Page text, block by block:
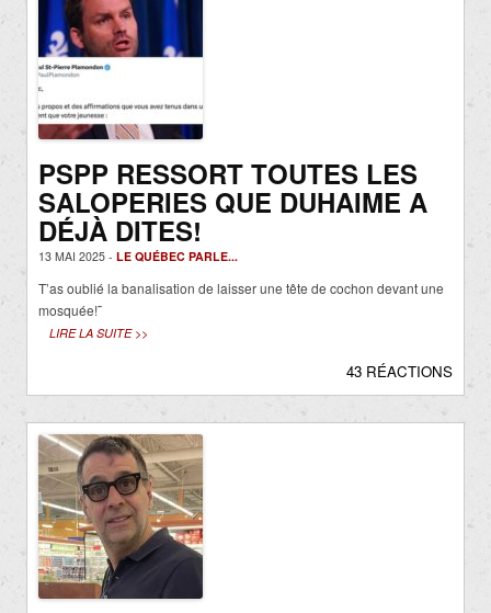
PSPP RESSORT TOUTES LES
SALOPERIES QUE DUHAIME A
DÉJÀ DITES!
13 MAI 2025 - LE QUÉBEC PARLE...
T’as oublié la banalisation de laisser une tête de cochon devant une
mosquée!˜
LIRE LA SUITE >>
43 RÉACTIONS